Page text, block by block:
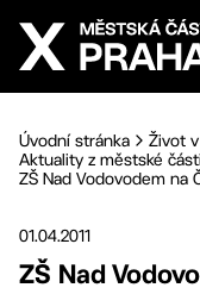
Přejít na hlavní
Úvodní stránka Život v
Aktuality z městské části
ZŠ Nad Vodovodem na
01.04.2011
ZŠ Nad